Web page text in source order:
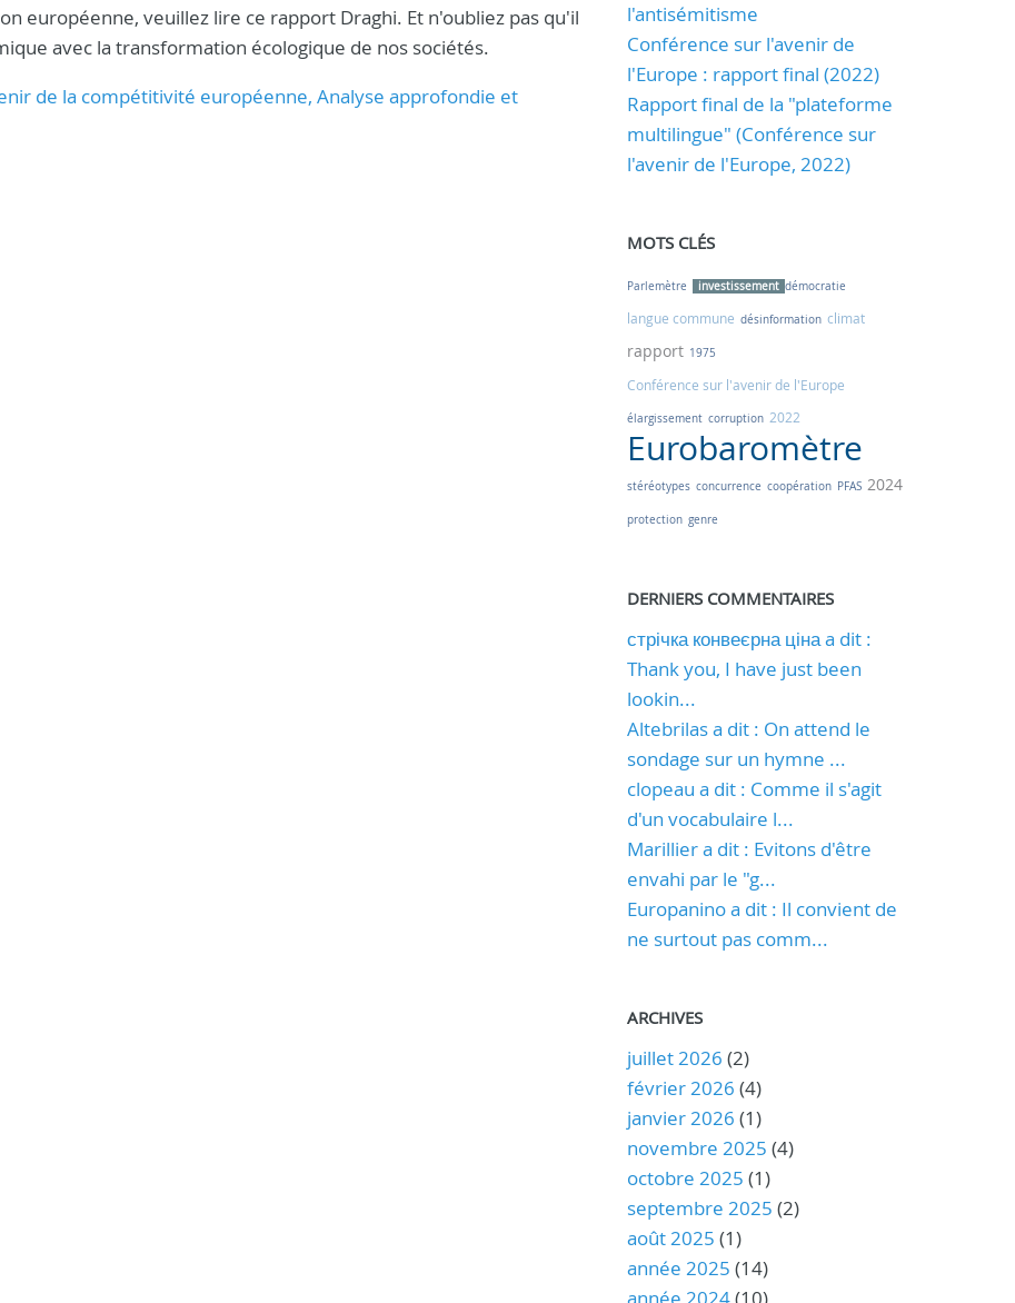
européenne, veuillez lire ce rapport Draghi. Et n'oubliez pas qu'il
avec la transformation écologique de nos sociétés.
de la compétitivité européenne, Analyse approfondie et
l'antisémitisme
Conférence sur l'avenir de
l'Europe : rapport final (2022)
Rapport final de la "plateforme
multilingue" (Conférence sur
l'avenir de l'Europe, 2022)
MOTS CLÉS
Parlemètre investissement démocratie
langue commune désinformation climat
rapport 1975
Conférence sur l'avenir de l'Europe
élargissement corruption 2022
Eurobaromètre
stéréotypes concurrence coopération PFAS 2024
protection genre
DERNIERS COMMENTAIRES
стрічка конвеєрна ціна a dit :
Thank you, I have just been
lookin...
Altebrilas a dit : On attend le
sondage sur un hymne ...
clopeau a dit : Comme il s'agit
d'un vocabulaire l...
Marillier a dit : Evitons d'être
envahi par le "g...
Europanino a dit : Il convient de
ne surtout pas comm...
ARCHIVES
juillet 2026 (2)
février 2026 (4)
janvier 2026 (1)
novembre 2025 (4)
octobre 2025 (1)
septembre 2025 (2)
août 2025 (1)
année 2025 (14)